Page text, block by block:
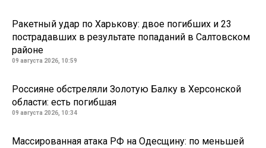
Ракетный удар по Харькову: двое погибших и 23
пострадавших в результате попаданий в Салтовском
районе
09 августа 2026, 10:59
Россияне обстреляли Золотую Балку в Херсонской
области: есть погибшая
09 августа 2026, 10:34
Массированная атака РФ на Одесщину: по меньшей